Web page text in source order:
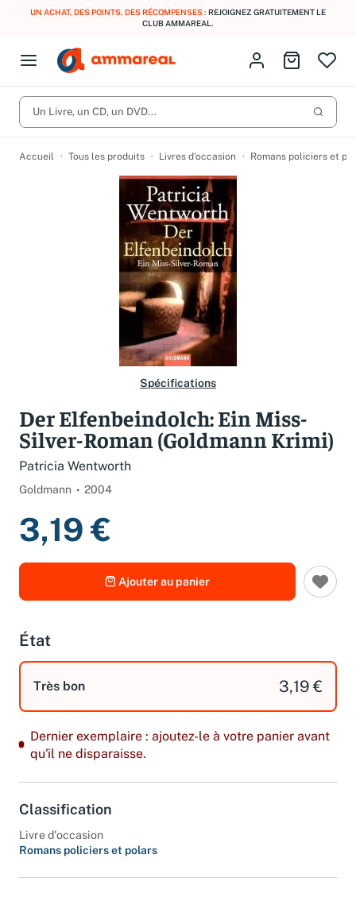
UN ACHAT, DES POINTS, DES RÉCOMPENSES : REJOIGNEZ GRATUITEMENT LE
CLUB AMMAREAL.
Open menu
Fermer le menu
CD d'occasion
Vinyles d'occasion
Meilleures ventes
Nos engagements
Produits Catégories
Vous n'avez pas trouvé l'article que vous cherchiez ?
Activez les notifications dans votre compte pour être alerté dès
qu'il est en stock.
Créer une alerte
Identifiez-vous
Aller au
Un Livre, un CD, un DVD...
Accueil Tous les produits Livres d’occasion Romans policiers et
Spécifications
Der Elfenbeindolch: Ein Miss-
Silver-Roman (Goldmann Krimi)
Patricia Wentworth
Goldmann 2004
3,19 €
Ajouter au panier
État
Très bon 3,19 €
Dernier exemplaire : ajoutez-le à votre panier avant
qu'il ne disparaisse.
Classification
Livre d'occasion
Romans policiers et polars